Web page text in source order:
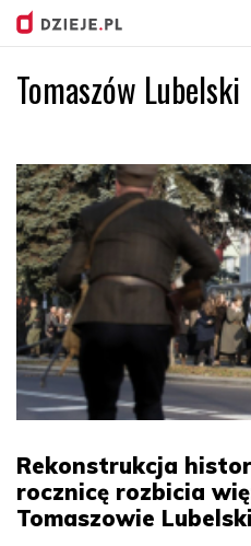
Tomaszów Lubelski
Rekonstrukcja
rocznicę rozbicia
Tomaszowie